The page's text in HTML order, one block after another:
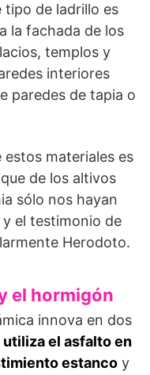
tipo de ladrillo es
la fachada de los
templos y
interiores
paredes de tapia o
estos materiales es
de los alti­vos
sólo nos hayan
el testimonio de
Herodoto.
el hormigón
innova en dos
utiliza el asfalto en
estanco y